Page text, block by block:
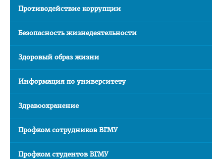
План летнего приема иностранных граждан в 2026 году
Подача документов для поступления
Стоимость обучения и др. расходы
Последипломная подготовка
Клиническая ординатура
Информация для рекрутинговых компаний
Официальные представители
Противодействие коррупции
Безопасность жизнедеятельности
Здоровый образ жизни
Информация по университету
Здравоохранение
Профком сотрудников ВГМУ
Профком студентов ВГМУ